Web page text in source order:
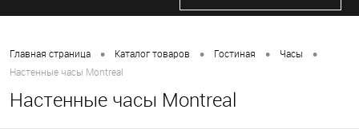
Главная страница • Каталог товаров • Гостиная • Часы •
Настенные часы Montreal
Настенные часы Montreal